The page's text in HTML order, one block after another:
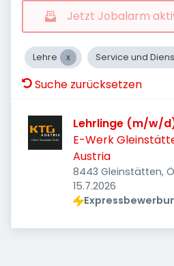
Jetzt Jobalarm
Lehre Service und
Suche zurücksetzen
Lehrlinge (m/w/
E-Werk
Austria
8443 Gleinstätten,
Veröffentlicht
15.7.2026